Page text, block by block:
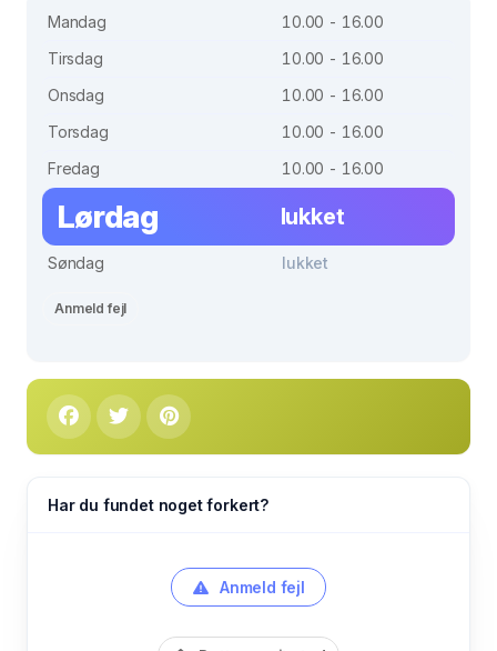
Mandag
10.00 - 16.00
Tirsdag
10.00 - 16.00
Onsdag
10.00 - 16.00
Torsdag
10.00 - 16.00
Fredag
10.00 - 16.00
Lørdag lukket
Søndag lukket
Anmeld fejl
Har du fundet noget forkert?
Anmeld fejl